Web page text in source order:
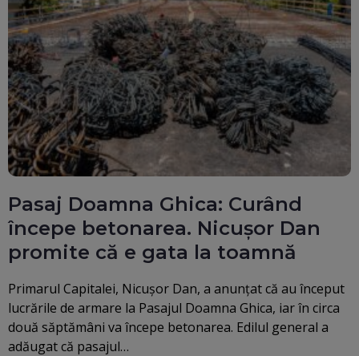
Pasaj Doamna Ghica: Curând
începe betonarea. Nicușor Dan
promite că e gata la toamnă
Primarul Capitalei, Nicuşor Dan, a anunţat că au început
lucrările de armare la Pasajul Doamna Ghica, iar în circa
două săptămâni va începe betonarea. Edilul general a
adăugat că pasajul…